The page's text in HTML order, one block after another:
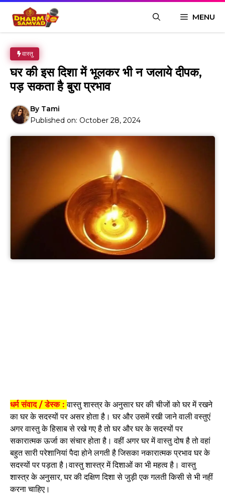
content
MENU
वास्तु
घर की इस दिशा में भूलकर भी न जलाये दीपक,
पड़ सकता है बुरा प्रभाव
By Tami
Published on: October 28, 2024
धर्म संवाद / डेस्क :वास्तु शास्त्र के अनुसार घर की चीजों को घर में रखने
का घर के सदस्यों पर असर होता है। घर और उसमें रखी जाने वाली वस्तुएं
अगर वास्तु के हिसाब से रखे गए है तो घर और घर के सदस्यों पर
सकारात्मक ऊर्जा का संचार होता है। वहीं अगर घर में वास्तु दोष है तो वहां
बहुत सारी परेशानियां पैदा होने लगती है जिसका नकारात्मक प्रभाव घर के
सदस्यों पर पड़ता है।वास्तु शास्त्र में दिशाओं का भी महत्व है। वास्तु
शास्त्र के अनुसार, घर की दक्षिण दिशा से जुड़ी एक गलती किसी से भी नहीं
करना चाहिए।